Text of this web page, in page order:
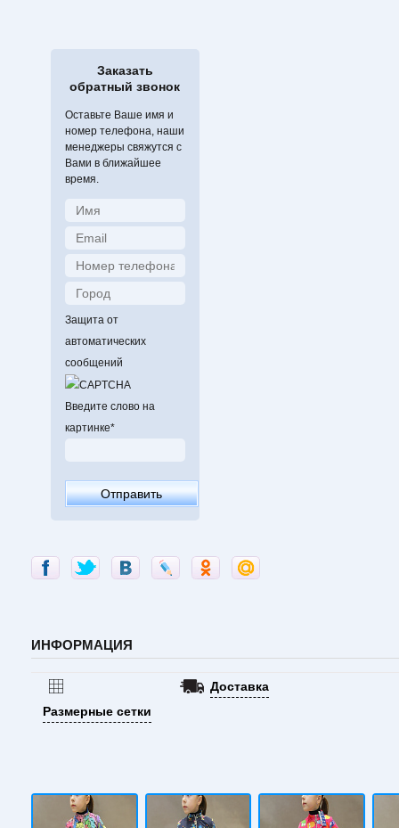
Заказать
обратный звонок
Оставьте Ваше имя и
номер телефона, наши
менеджеры свяжутся с
Вами в ближайшее
время.
Защита от
автоматических
сообщений
Введите слово на
картинке*
ИНФОРМАЦИЯ
Размерные сетки
Доставка